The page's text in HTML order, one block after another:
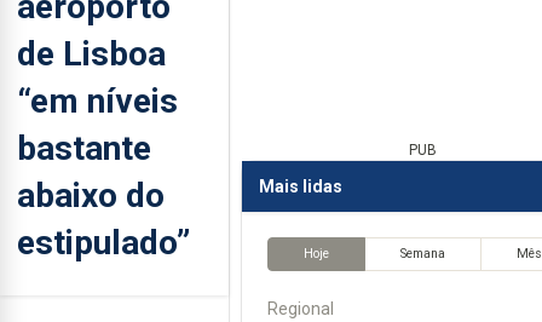
de Lisboa
“em níveis
bastante
abaixo do
estipulado”
PUB
Mais lidas
Hoje Semana Mês
Regional